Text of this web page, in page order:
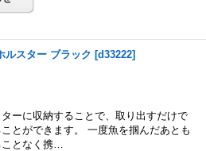
スター ブラック [d33222]
ーに収納することで、取り出すだけで
とができます。 一度魚を掴んだあとも
ことなく携…